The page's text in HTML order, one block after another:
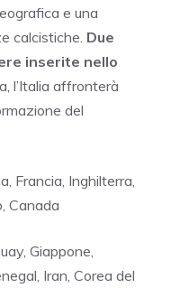
e una
calcistiche. Due
inserite nello
l’Italia affronterà
del
Francia, Inghilterra,
Canada
Giappone,
Iran, Corea del